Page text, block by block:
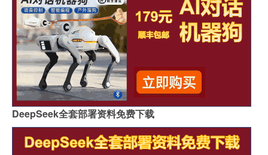
DeepSeek全套部署资料免费下载